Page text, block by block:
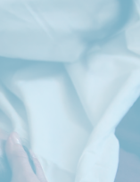
se no tema do
nos criar uma
Fomos
do projeto, graças
confiar: é isso que
solução muito
técnicas para nos